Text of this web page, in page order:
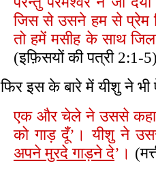
जिस से उसने हम से प्रेम
तो हमें मसीह के साथ
(इफ़िसयों की पत्री 2:1-
फिर इस के बारे में यीशु ने भी
एक और चेले ने उससे कहा,
को गाड़ दूँ’। यीशु ने
अपने मुरदे गाड़ने दे’।